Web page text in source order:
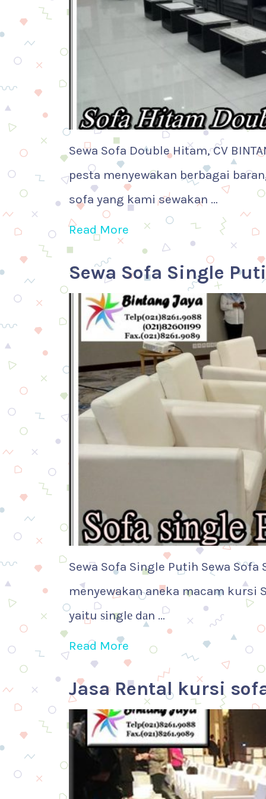
Sewa Sofa Double Hitam, CV
pesta menyewakan berbagai
sofa yang kami sewakan …
Read More
Sewa Sofa Single
Sewa Sofa Single Putih Sewa Sofa
menyewakan aneka macam kursi
yaitu ѕіnglе dаn …
Read More
Jasa Rental kursi